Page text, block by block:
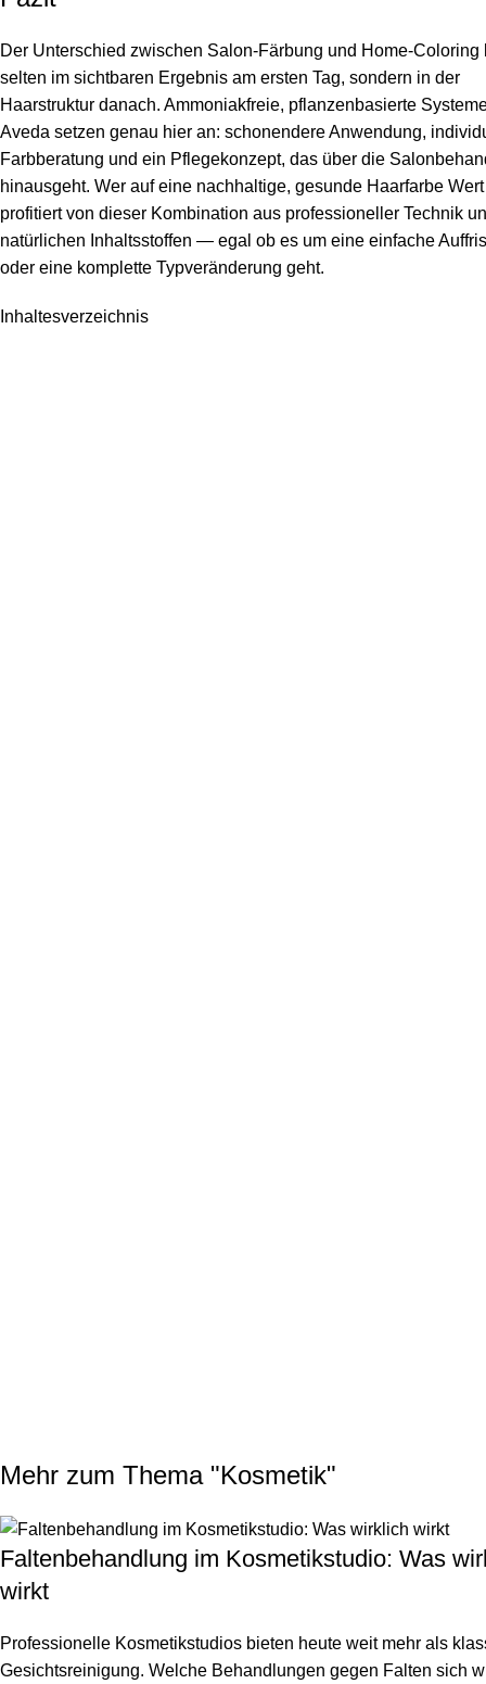
Der Unterschied zwischen Salon-Färbung und Home-Coloring
selten im sichtbaren Ergebnis am ersten Tag, sondern in der
Haarstruktur danach. Ammoniakfreie, pflanzenbasierte
Aveda setzen genau hier an: schonendere Anwendung,
Farbberatung und ein Pflegekonzept, das über die
hinausgeht. Wer auf eine nachhaltige, gesunde Haarfarbe
profitiert von dieser Kombination aus professioneller Technik
natürlichen Inhaltsstoffen — egal ob es um eine einfache
oder eine komplette Typveränderung geht.
Inhaltesverzeichnis
Mehr zum Thema "Kosmetik"
Faltenbehandlung im Kosmetikstudio: Was
wirkt
Professionelle Kosmetikstudios bieten heute weit mehr als
Gesichtsreinigung. Welche Behandlungen gegen Falten sich